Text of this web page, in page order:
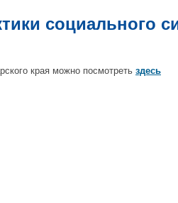
социального
края можно посмотреть здесь